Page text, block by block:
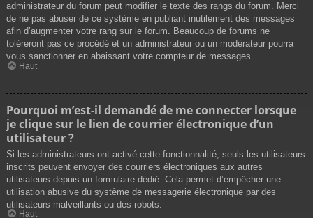
administrateur du forum peut modifier le texte des rangs du forum. Merci
de ne pas abuser de ce système en publiant inutilement des messages
afin d’augmenter votre rang sur le forum. Beaucoup de forums ne
toléreront pas ce procédé et un administrateur ou un modérateur pourra
vous sanctionner en abaissant votre compteur de messages.
Haut
Pourquoi m’est-il demandé de me connecter lorsque
je clique sur le lien de courrier électronique d’un
utilisateur ?
Si les administrateurs ont activé cette fonctionnalité, seuls les utilisateurs
inscrits peuvent envoyer des courriers électroniques aux autres
utilisateurs depuis un formulaire dédié. Cela permet d’empêcher une
utilisation abusive du système de messagerie électronique par des
utilisateurs malveillants ou des robots.
Haut